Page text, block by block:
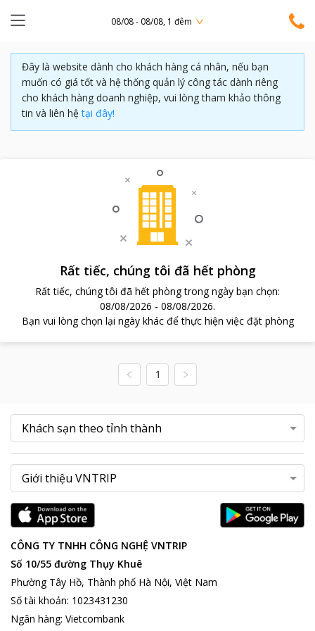
08/08 - 08/08, 1 đêm
Đây là website dành cho khách hàng cá nhân, nếu bạn
muốn có giá tốt và hệ thống quản lý công tác dành riêng
cho khách hàng doanh nghiệp, vui lòng tham khảo thông
tin và liên hệ tại đây!
Rất tiếc, chúng tôi đã hết phòng
Rất tiếc, chúng tôi đã hết phòng trong ngày bạn chọn:
08/08/2026 - 08/08/2026.
Bạn vui lòng chọn lại ngày khác để thực hiện việc đặt phòng
1
CÔNG TY TNHH CÔNG NGHỆ VNTRIP
Số 10/55 đường Thụy Khuê
Phường Tây Hồ, Thành phố Hà Nội, Việt Nam
Số tài khoản: 1023431230
Ngân hàng: Vietcombank